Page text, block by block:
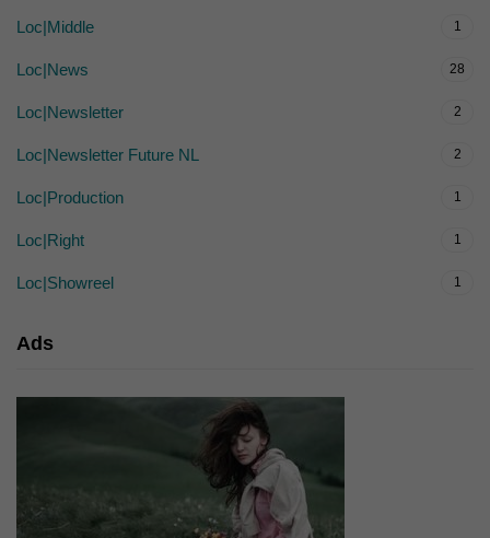
Loc|Middle 1
Loc|News 28
Loc|Newsletter 2
Loc|Newsletter Future NL 2
Loc|Production 1
Loc|Right 1
Loc|Showreel 1
Ads